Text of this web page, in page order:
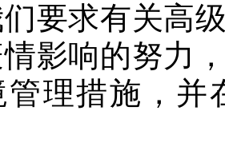
求有关高级
影响的努力
管理措施，并